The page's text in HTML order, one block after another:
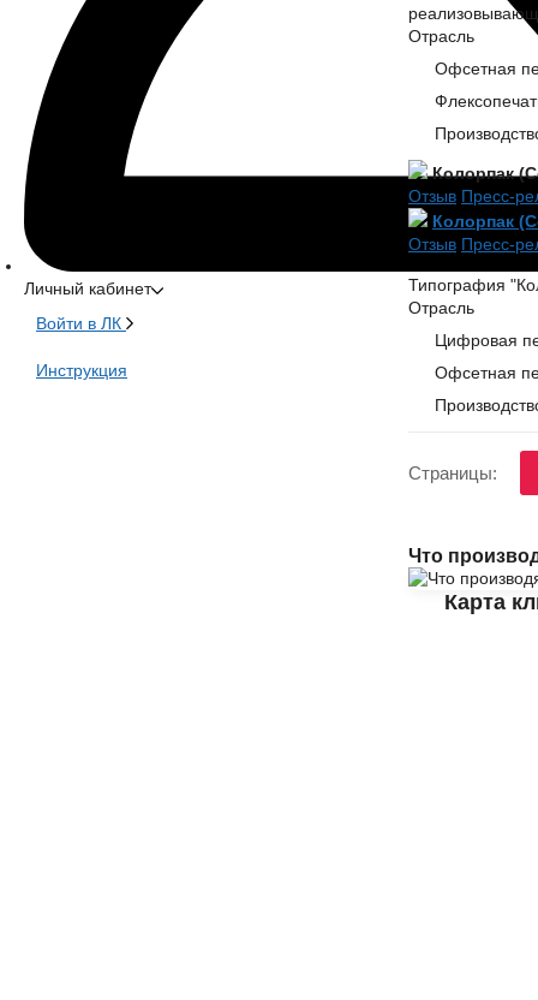
Личный кабинет
Войти в ЛК
Инструкция
Отрасль
Офсетная
Колорпак
Отзыв Пресс-
Колорпак
Отзыв Пресс-
Типография
Отрасль
Цифровая
Офсетная
Страницы:
Что
Карта